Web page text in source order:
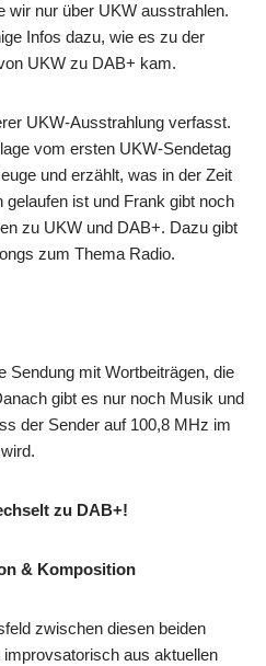
wir nur über UKW ausstrahlen.
Infos dazu, wie es zu der
UKW zu DAB+ kam.
UKW-Ausstrahlung verfasst.
vom ersten UKW-Sendetag
und erzählt, was in der Zeit
ist und Frank gibt noch
zu UKW und DAB+. Dazu gibt
zum Thema Radio.
Sendung mit Wortbeiträgen, die
gibt es nur noch Musik und
der Sender auf 100,8 MHz im
zu DAB+!
& Komposition
zwischen diesen beiden
aus aktuellen